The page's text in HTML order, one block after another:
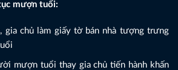
mượn tuổi:
gia chủ làm giấy tờ bán nhà tượng trưng
mượn tuổi thay gia chủ tiến hành khấn